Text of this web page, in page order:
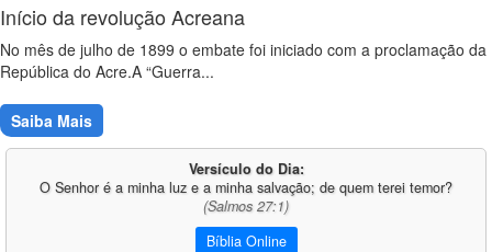
Início da revolução Acreana
No mês de julho de 1899 o embate foi iniciado com a proclamação da
República do Acre.A “Guerra...
Saiba Mais
Versículo do Dia:
O Senhor é a minha luz e a minha salvação; de quem terei temor?
(Salmos 27:1)
Bíblia Online